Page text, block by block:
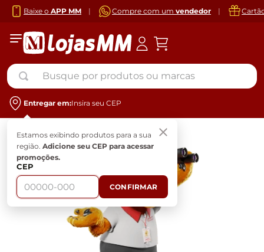
Baixe o APP MM | Compre com um vendedor |
Busque por produtos ou marcas
Entregar em:Insira seu CEP
Estamos exibindo produtos para a sua
região. Adicione seu CEP para acessar
promoções.
CEP
CONFIRMAR